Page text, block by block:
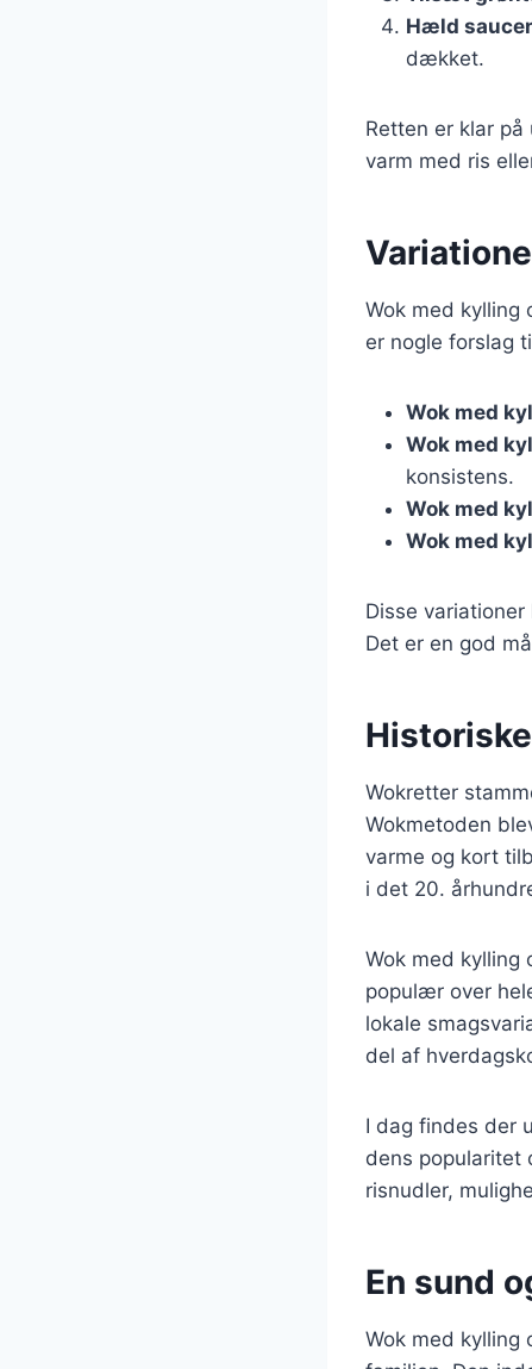
Hæld
dækket.
Retten er klar
varm med ris
Wok med kylling
er nogle forslag
Wok med
Wok med
konsistens.
Wok med
Wok med
Disse
Det er en god
Wokretter
Wokmetoden
varme og kort
i det 20.
Wok med kylling
populær over
lokale
del af
I dag findes der
dens popularitet
risnudler,
En sund
Wok med kylling